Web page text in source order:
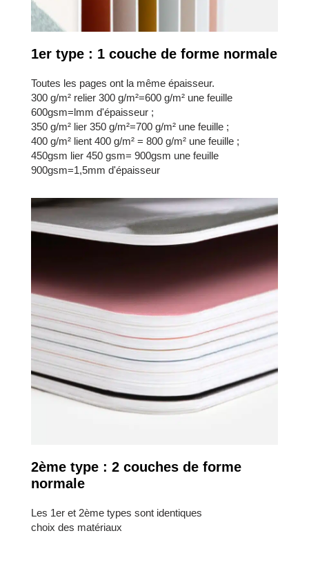
1er type : 1 couche de forme normale
Toutes les pages ont la même épaisseur.
300 g/m² relier 300 g/m²=600 g/m² une feuille
600gsm=lmm d'épaisseur ;
350 g/m² lier 350 g/m²=700 g/m² une feuille ;
400 g/m² lient 400 g/m² = 800 g/m² une feuille ;
450gsm lier 450 gsm= 900gsm une feuille
900gsm=1,5mm d'épaisseur
2ème type : 2 couches de forme
normale
Les 1er et 2ème types sont identiques
choix des matériaux